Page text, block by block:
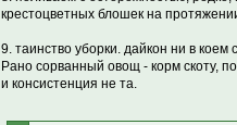
крестоцветных блошек на
9. таинство уборки. дайкон ни в
Рано сорванный овощ - корм скоту,
и консистенция не та.